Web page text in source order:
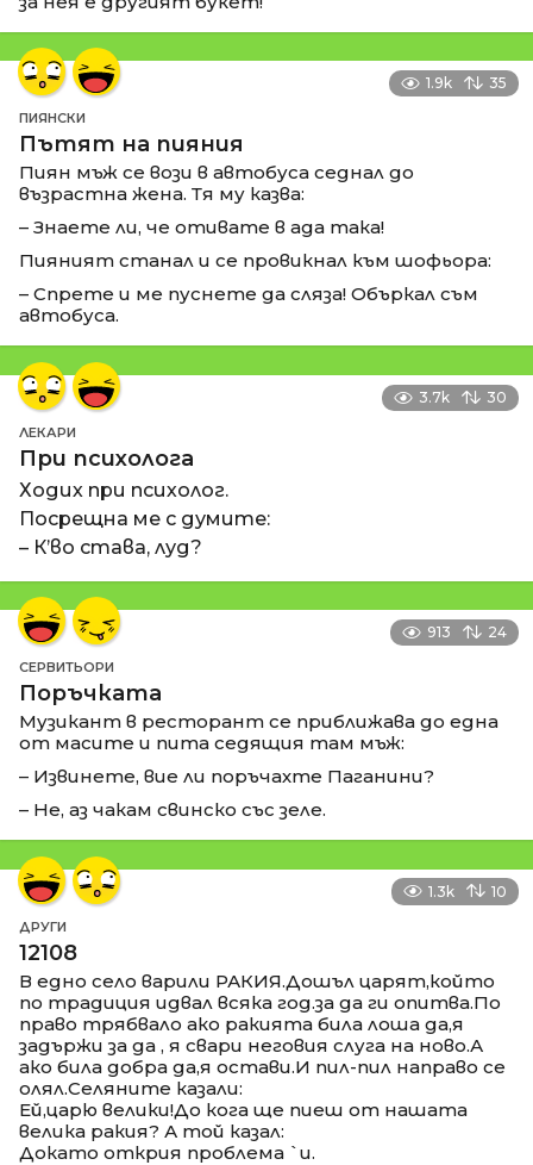
1.9k 35
ПИЯНСКИ
Пътят на пияния
Пиян мъж се вози в автобуса седнал до
възрастна жена. Тя му казва:
– Знаете ли, че отивате в ада така!
Пияният станал и се провикнал към шофьора:
– Спрете и ме пуснете да сляза! Объркал съм
автобуса.
3.7k 30
ЛЕКАРИ
При психолога
Ходих при психолог.
Посрещна ме с думите:
– К’во става, луд?
913 24
СЕРВИТЬОРИ
Поръчката
Музикант в ресторант се приближава до една
от масите и пита седящия там мъж:
– Извинете, вие ли поръчахте Паганини?
– Не, аз чакам свинско със зеле.
1.3k 10
ДРУГИ
12108
В едно село варили РАКИЯ.Дошъл царят,който
по традиция идвал всяка год.за да ги опитва.По
право трябвало ако ракията била лоша да,я
задържи за да , я свари неговия слуга на ново.А
ако била добра да,я остави.И пил-пил направо се
олял.Селяните казали:
Ей,царю велики!До кога ще пиеш от нашата
велика ракия? А той казал:
Докато открия проблема `и.